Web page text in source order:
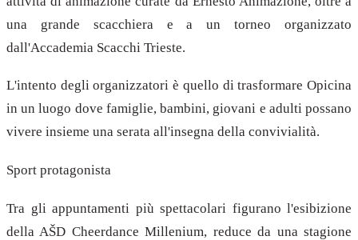
una grande scacchiera e a un torneo organizzato
dall'Accademia Scacchi Trieste.
L'intento degli organizzatori è quello di trasformare Opicina
in un luogo dove famiglie, bambini, giovani e adulti possano
vivere insieme una serata all'insegna della convivialità.
Sport protagonista
Tra gli appuntamenti più spettacolari figurano l'esibizione
della AŠD Cheerdance Millenium, reduce da una stagione